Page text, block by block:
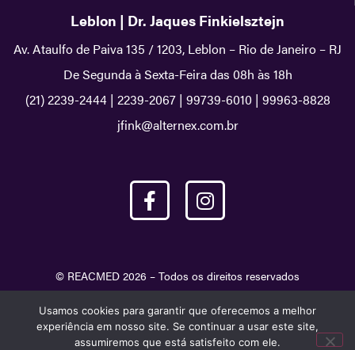
Leblon | Dr. Jaques Finkielsztejn
Av. Ataulfo de Paiva 135 / 1203, Leblon – Rio de Janeiro – RJ
De Segunda à Sexta-Feira das 08h às 18h
(21) 2239-2444| 2239-2067| 99739-6010| 99963-8828
jfink@alternex.com.br
© REACMED 2026 – Todos os direitos reservados
Usamos cookies para garantir que oferecemos a melhor
experiência em nosso site. Se continuar a usar este site,
assumiremos que está satisfeito com ele.